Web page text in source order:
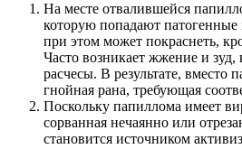
На месте отвалившейся
которую попадают
при этом может покраснеть,
Часто возникает жжение и
расчесы. В результате, вместо
гнойная рана, требующая
Поскольку папиллома имеет
сорванная нечаянно или
становится источником